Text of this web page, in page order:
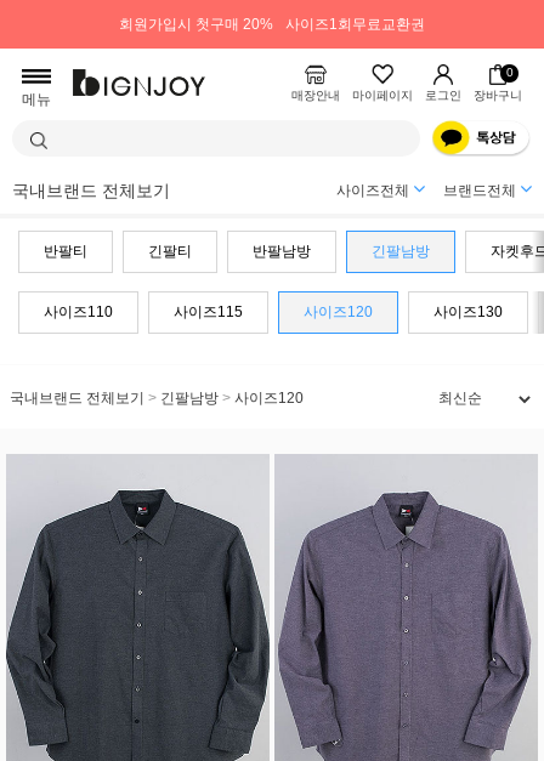
회원가입시 첫구매 20% 사이즈1회무료교환권
메뉴 매장안내 마이페이지 로그인
0
장바구니
국내브랜드 전체보기 사이즈전체 브랜드전체
반팔티 긴팔티 반팔남방 긴팔남방 자켓후
사이즈110 사이즈115 사이즈120 사이즈130
국내브랜드 전체보기 > 긴팔남방 > 사이즈120